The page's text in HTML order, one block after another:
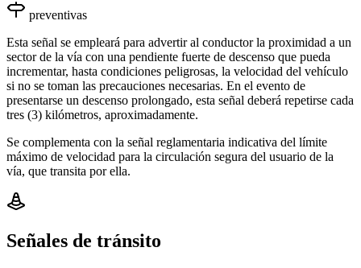
preventivas
Esta señal se empleará para advertir al conductor la proximidad a un
sector de la vía con una pendiente fuerte de descenso que pueda
incrementar, hasta condiciones peligrosas, la velocidad del vehículo
si no se toman las precauciones necesarias. En el evento de
presentarse un descenso prolongado, esta señal deberá repetirse cada
tres (3) kilómetros, aproximadamente.
Se complementa con la señal reglamentaria indicativa del límite
máximo de velocidad para la circulación segura del usuario de la
vía, que transita por ella.
Señales de tránsito